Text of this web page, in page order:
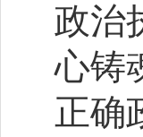
政治
心铸
正确